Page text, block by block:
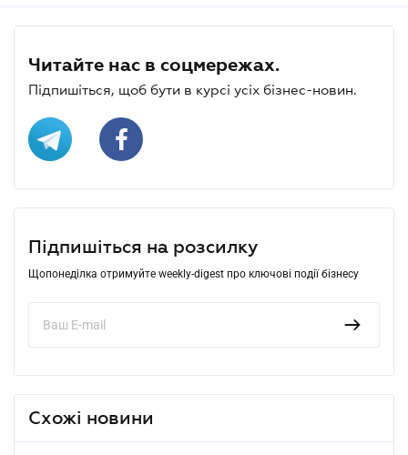
Читайте нас в соцмережах.
Підпишіться, щоб бути в курсі усіх бізнес-новин.
Підпишіться на розсилку
Щопонеділка отримуйте weekly-digest про ключові події бізнесу
Схожі новини